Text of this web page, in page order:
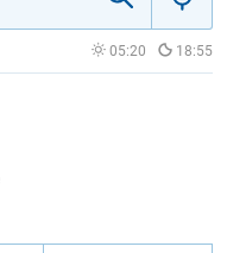
05:20 18:55